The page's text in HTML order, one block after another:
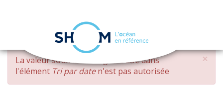
Aller
contenu
principal
navigation
×
MESSAGE
D'ERREUR
La valeur soumise changed DESCdans
l'élément Tri par daten'est pas autorisée